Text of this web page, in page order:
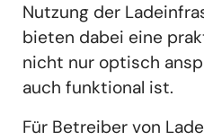
Nutzung der
bieten dabei eine
nicht nur optisch
auch funktional ist.
Für Betreiber von